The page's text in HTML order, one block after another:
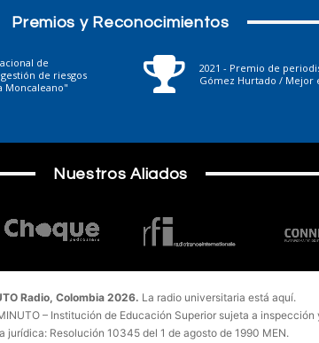
Premios y Reconocimientos
de
de riesgos
Moncaleano"
2021 - Premio de
Gómez Hurtado / Mejor
Nuestros Aliados
Radio, Colombia 2026. La radio universitaria está aquí.
– Institución de Educación Superior sujeta a
jurídica: Resolución 10345 del 1 de agosto de 1990 MEN.